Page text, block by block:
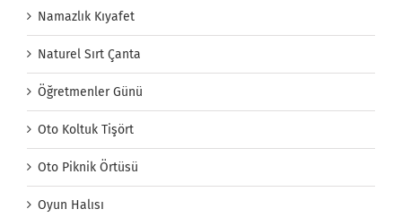
Namazlık Kıyafet
Naturel Sırt Çanta
Öğretmenler Günü
Oto Koltuk Tişört
Oto Piknik Örtüsü
Oyun Halısı